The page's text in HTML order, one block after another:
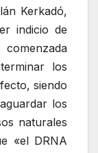
Kerkadó,
indicio de
los
siendo
los
naturales
«el DRNA